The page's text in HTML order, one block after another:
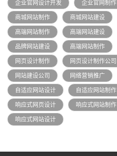
企业官网设计开发
企业官网制作
商城网站制作
商城网站建设
高端网站制作
高端网站建设
品牌网站建设
高端网站制作
网页设计制作
网页设计制作公司
网站建设公司
网络营销推广
自适应网站设计
自适应网站制作
响应式网页设计
响应式网站制作
响应式网站设计